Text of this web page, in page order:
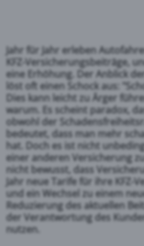
Jahr für Jahr erleben
KFZ-Versicherungsbeiträge,
eine Erhöhung. Der Anblick
löst oft einen Schock aus:
Dies kann leicht zu Ärger
warum. Es scheint paradox,
obwohl der
bedeutet, dass man mehr
hat. Doch es ist nicht
einer anderen Versicherung
nicht bewusst, dass
Jahr neue Tarife für ihre KFZ-
und ein Wechsel zu einem
Reduzierung des aktuellen
der Verantwortung des
nutzen.